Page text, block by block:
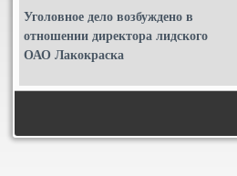
Уголовное дело возбуждено в
отношении директора лидского
ОАО Лакокраска